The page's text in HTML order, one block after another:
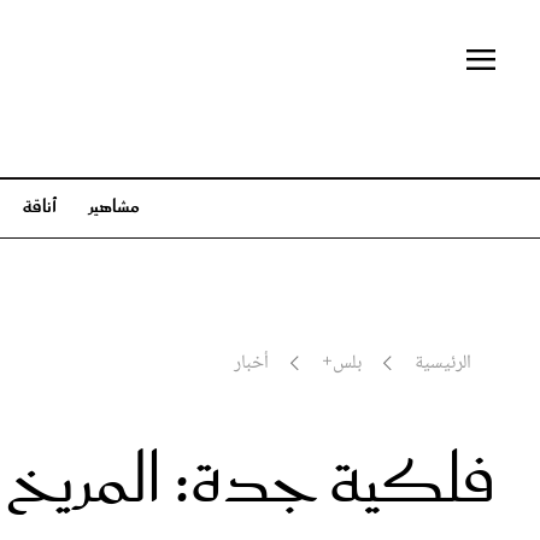
مشاهير أناقة
الرئيسية بلس+ أخبار
فلكية جدة:
عائلات ملكية
مجوهرات وساعات
جمال
أخبار
تفسير أحلام